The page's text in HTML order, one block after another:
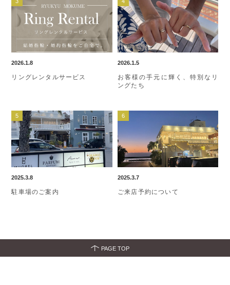
2026.1.8
リングレンタルサービス
2026.1.5
お客様の手元に輝く、特別なリ
ングたち
2025.3.8
駐車場のご案内
2025.3.7
ご来店予約について
PAGE TOP